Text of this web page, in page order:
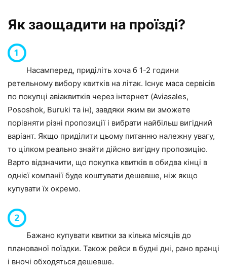
Як заощадити на проїзді?
Насамперед, приділіть хоча б 1-2 години
ретельному вибору квитків на літак. Існує маса сервісів
по покупці авіаквитків через інтернет (Aviasales,
Pososhok, Buruki та ін), завдяки яким ви зможете
порівняти різні пропозиції і вибрати найбільш вигідний
варіант. Якщо приділити цьому питанню належну увагу,
то цілком реально знайти дійсно вигідну пропозицію.
Варто відзначити, що покупка квитків в обидва кінці в
однієї компанії буде коштувати дешевше, ніж якщо
купувати їх окремо.
Бажано купувати квитки за кілька місяців до
планованої поїздки. Також рейси в будні дні, рано вранці
і вночі обходяться дешевше.